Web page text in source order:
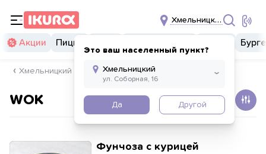
Хмельницкий
Это ваш населенный пункт?
Да Другой
Акции Пицца
Хмельницкий
WOK
Фунчоза с курицей